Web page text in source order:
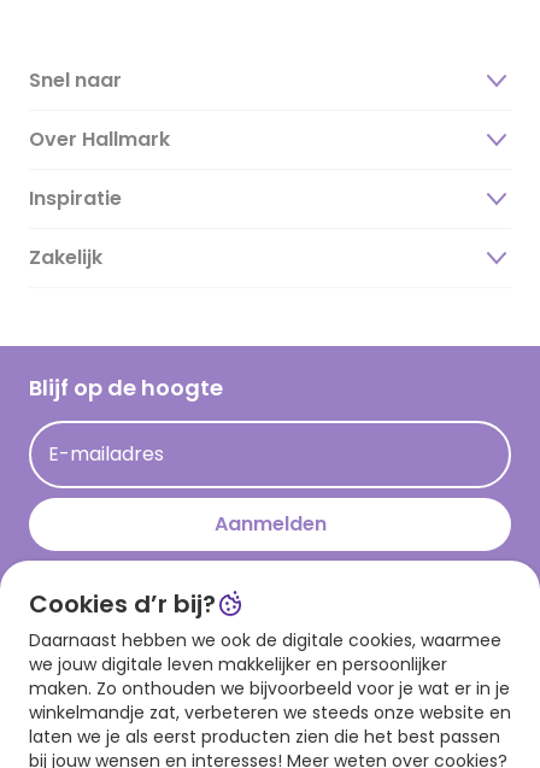
Snel naar
Over Hallmark
Over ons
Duurzaamheid
Hallmark Kaartclub
Acties
Persberichten
Hallmark en Kinderpostzegels
Inspiratie
Magazine
Cadeau inspiratie
Kaartinspiratie
Zakelijk
Blijf op de hoogte
E-mailadres
Aanmelden
Download onze app
Cookies d’r bij?
Daarnaast hebben we ook de digitale cookies, waarmee
we jouw digitale leven makkelijker en persoonlijker
maken. Zo onthouden we bijvoorbeeld voor je wat er in je
winkelmandje zat, verbeteren we steeds onze website en
laten we je als eerst producten zien die het best passen
bij jouw wensen en interesses! Meer weten over cookies?